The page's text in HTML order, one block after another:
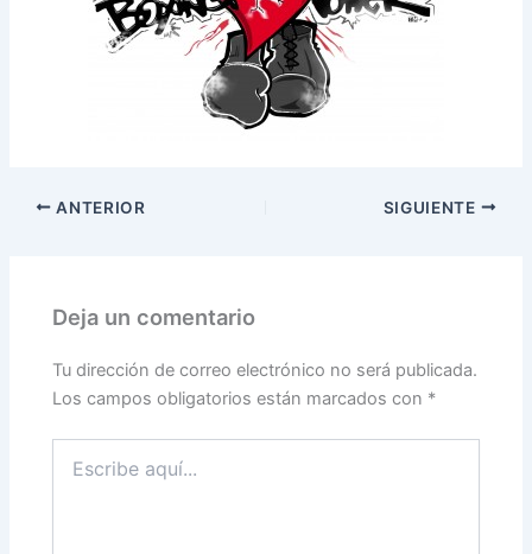
ANTERIOR SIGUIENTE
Deja un comentario
Tu dirección de correo electrónico no será publicada.
Los campos obligatorios están marcados con *
aquí...